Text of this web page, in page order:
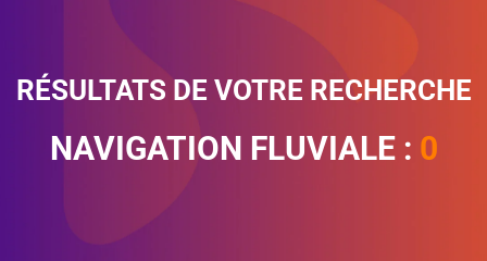
RÉSULTATS DE VOTRE RECHERCHE
NAVIGATION FLUVIALE : 0